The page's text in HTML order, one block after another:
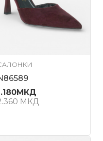
МКД
МКД